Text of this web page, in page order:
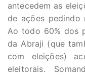
antecedem as
de ações pedindo
Ao todo 60% dos
da Abraji (que
com eleições)
eleitorais.